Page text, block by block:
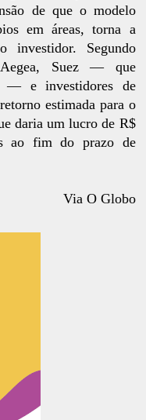
de que o modelo
em áreas, torna a
investidor. Segundo
Suez — que
— e investidores de
estimada para o
daria um lucro de R$
ao fim do prazo de
Via O Globo